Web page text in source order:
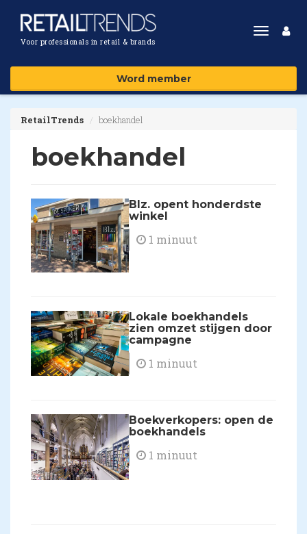
Voor professionals in retail & brands
Toggle
Word member
RetailTrends boekhandel
boekhandel
Blz. opent honderdste
winkel
1 minuut
Lokale boekhandels
zien omzet stijgen door
campagne
1 minuut
Boekverkopers: open de
boekhandels
1 minuut